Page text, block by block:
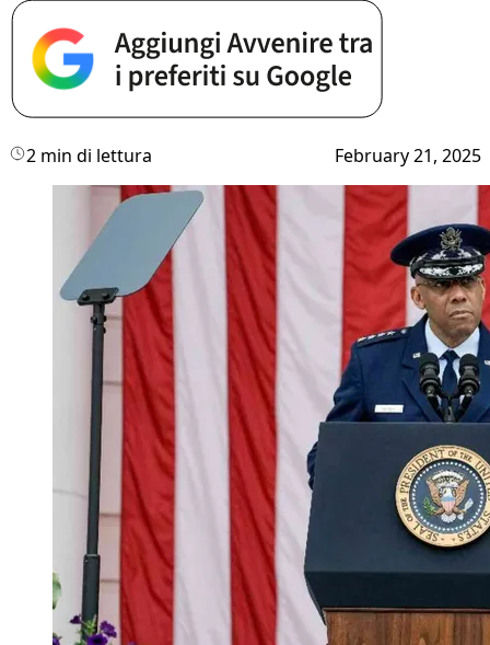
2 min di lettura February 21, 2025